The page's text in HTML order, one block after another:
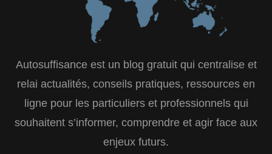
Autosuffisance est un blog gratuit qui centralise et
relai actualités, conseils pratiques, ressources en
ligne pour les particuliers et professionnels qui
souhaitent s’informer, comprendre et agir face aux
enjeux futurs.